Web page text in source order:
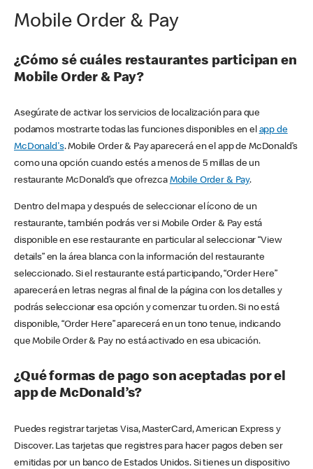
Mobile Order & Pay
¿Cómo sé cuáles restaurantes participan en
Mobile Order & Pay?
Asegúrate de activar los servicios de localización para que
podamos mostrarte todas las funciones disponibles en el app de
McDonald's. Mobile Order & Pay aparecerá en el app de McDonald’s
como una opción cuando estés a menos de 5 millas de un
restaurante McDonald’s que ofrezca Mobile Order & Pay.
Dentro del mapa y después de seleccionar el ícono de un
restaurante, también podrás ver si Mobile Order & Pay está
disponible en ese restaurante en particular al seleccionar “View
details” en la área blanca con la información del restaurante
seleccionado. Si el restaurante está participando, “Order Here”
aparecerá en letras negras al final de la página con los detalles y
podrás seleccionar esa opción y comenzar tu orden. Si no está
disponible, “Order Here” aparecerá en un tono tenue, indicando
que Mobile Order & Pay no está activado en esa ubicación.
¿Qué formas de pago son aceptadas por el
app de McDonald’s?
Puedes registrar tarjetas Visa, MasterCard, American Express y
Discover. Las tarjetas que registres para hacer pagos deben ser
emitidas por un banco de Estados Unidos. Si tienes un dispositivo